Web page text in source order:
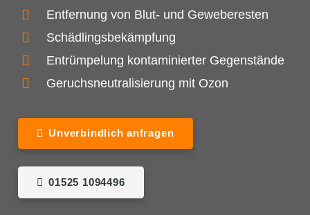
Entfernung von Blut- und Geweberesten
Schädlingsbekämpfung
Entrümpelung kontaminierter Gegenstände
Geruchsneutralisierung mit Ozon
Unverbindlich anfragen
01525 1094496